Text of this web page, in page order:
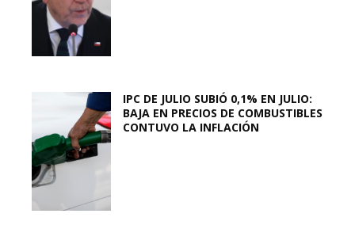
IPC DE JULIO SUBIÓ 0,1% EN JULIO:
BAJA EN PRECIOS DE COMBUSTIBLES
CONTUVO LA INFLACIÓN